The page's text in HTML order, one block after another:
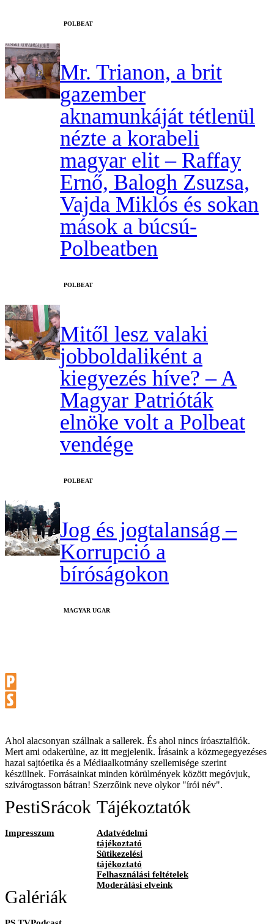
‎POLBEAT
Mr. Trianon, a brit
gazember
aknamunkáját tétlenül
nézte a korabeli
magyar elit – Raffay
Ernő, Balogh Zsuzsa,
Vajda Miklós és sokan
mások a búcsú-
Polbeatben
‎POLBEAT
Mitől lesz valaki
jobboldaliként a
kiegyezés híve? – A
Magyar Patrióták
elnöke volt a Polbeat
vendége
‎POLBEAT
Jog és jogtalanság –
Korrupció a
bíróságokon
MAGYAR UGAR
Ahol alacsonyan szállnak a sallerek. És ahol nincs íróasztalfiók.
Mert ami odakerülne, az itt megjelenik. Írásaink a közmegegyezéses
hazai sajtóetika és a Médiaalkotmány szellemisége szerint
készülnek. Forrásainkat minden körülmények között megóvjuk,
szivárogtasson bátran! Szerzőink neve olykor "írói név".
PestiSrácok
Impresszum
Tájékoztatók
Adatvédelmi
tájékoztató
Sütikezelési
tájékoztató
Felhasználási feltételek
Moderálási elveink
Galériák